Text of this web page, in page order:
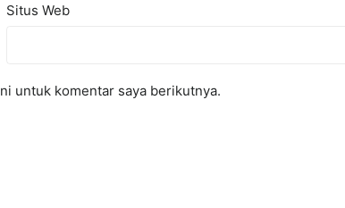
Situs Web
untuk komentar saya berikutnya.